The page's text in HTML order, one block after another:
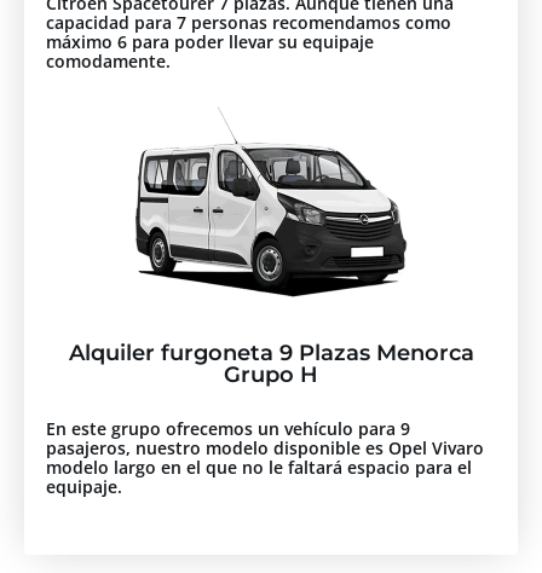
capacidad para 7 personas recomendamos como
máximo 6 para poder llevar su equipaje
comodamente.
Alquiler furgoneta 9 Plazas Menorca
Grupo H
En este grupo ofrecemos un vehículo para 9
pasajeros, nuestro modelo disponible es Opel Vivaro
modelo largo en el que no le faltará espacio para el
equipaje.